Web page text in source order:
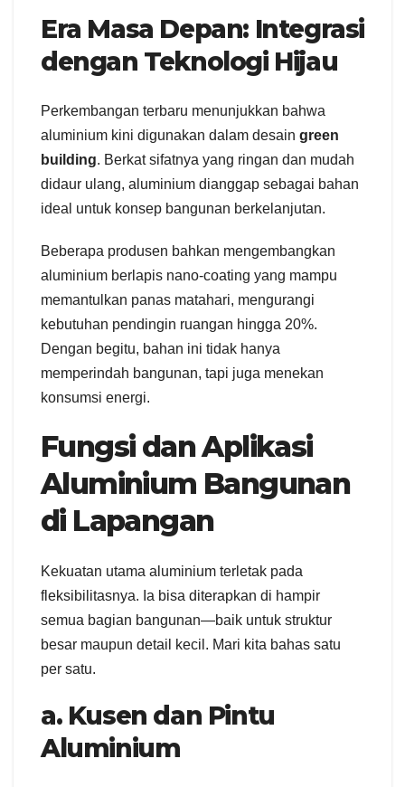
Era Masa Depan: Integrasi
dengan Teknologi Hijau
Perkembangan terbaru menunjukkan bahwa
aluminium kini digunakan dalam desain green
building. Berkat sifatnya yang ringan dan mudah
didaur ulang, aluminium dianggap sebagai bahan
ideal untuk konsep bangunan berkelanjutan.
Beberapa produsen bahkan mengembangkan
aluminium berlapis nano-coating yang mampu
memantulkan panas matahari, mengurangi
kebutuhan pendingin ruangan hingga 20%.
Dengan begitu, bahan ini tidak hanya
memperindah bangunan, tapi juga menekan
konsumsi energi.
Fungsi dan Aplikasi
Aluminium Bangunan
di Lapangan
Kekuatan utama aluminium terletak pada
fleksibilitasnya. Ia bisa diterapkan di hampir
semua bagian bangunan—baik untuk struktur
besar maupun detail kecil. Mari kita bahas satu
per satu.
a. Kusen dan Pintu
Aluminium